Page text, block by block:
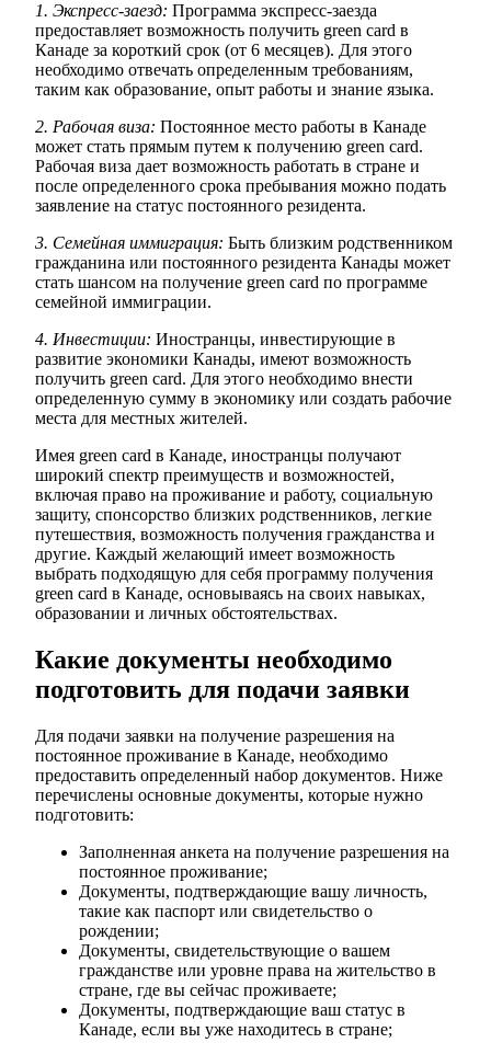
1. Экспресс-заезд: Программа экспресс-заезда
предоставляет возможность получить green card в
Канаде за короткий срок (от 6 месяцев). Для этого
необходимо отвечать определенным требованиям,
таким как образование, опыт работы и знание языка.
2. Рабочая виза: Постоянное место работы в Канаде
может стать прямым путем к получению green card.
Рабочая виза дает возможность работать в стране и
после определенного срока пребывания можно подать
заявление на статус постоянного резидента.
3. Семейная иммиграция: Быть близким родственником
гражданина или постоянного резидента Канады может
стать шансом на получение green card по программе
семейной иммиграции.
4. Инвестиции: Иностранцы, инвестирующие в
развитие экономики Канады, имеют возможность
получить green card. Для этого необходимо внести
определенную сумму в экономику или создать рабочие
места для местных жителей.
Имея green card в Канаде, иностранцы получают
широкий спектр преимуществ и возможностей,
включая право на проживание и работу, социальную
защиту, спонсорство близких родственников, легкие
путешествия, возможность получения гражданства и
другие. Каждый желающий имеет возможность
выбрать подходящую для себя программу получения
green card в Канаде, основываясь на своих навыках,
образовании и личных обстоятельствах.
Какие документы необходимо
подготовить для подачи заявки
Для подачи заявки на получение разрешения на
постоянное проживание в Канаде, необходимо
предоставить определенный набор документов. Ниже
перечислены основные документы, которые нужно
подготовить:
Заполненная анкета на получение разрешения на
постоянное проживание;
Документы, подтверждающие вашу личность,
такие как паспорт или свидетельство о
рождении;
Документы, свидетельствующие о вашем
гражданстве или уровне права на жительство в
стране, где вы сейчас проживаете;
Документы, подтверждающие ваш статус в
Канаде, если вы уже находитесь в стране;